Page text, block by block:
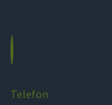
Telefon